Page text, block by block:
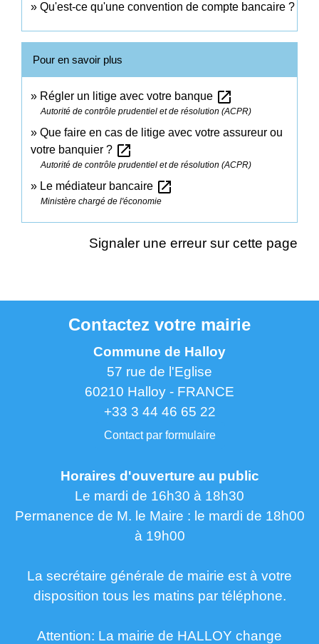
Qu'est-ce qu'une convention de compte bancaire ?
Pour en savoir plus
Régler un litige avec votre banque open_in_new
Autorité de contrôle prudentiel et de résolution (ACPR)
Que faire en cas de litige avec votre assureur ou
votre banquier ? open_in_new
Autorité de contrôle prudentiel et de résolution (ACPR)
Le médiateur bancaire open_in_new
Ministère chargé de l'économie
Signaler une erreur sur cette page
Contactez votre mairie
Commune de Halloy
57 rue de l'Eglise
60210 Halloy - FRANCE
+33 3 44 46 65 22
Contact par formulaire
Horaires d'ouverture au public
Le mardi de 16h30 à 18h30
Permanence de M. le Maire : le mardi de 18h00
à 19h00
La secrétaire générale de mairie est à votre
disposition tous les matins par téléphone.
Attention: La mairie de HALLOY change